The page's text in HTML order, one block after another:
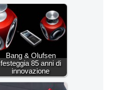
Bang & Olufsen
festeggia 85 anni di
innovazione